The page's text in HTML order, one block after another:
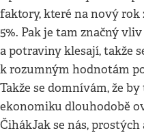
faktory, které na nový rok
5%. Pak je tam značný
a potraviny klesají, takže
k rozumným hodnotám
Takže se domnívám, že
ekonomiku dlouhodobě
ČihákJak se nás,